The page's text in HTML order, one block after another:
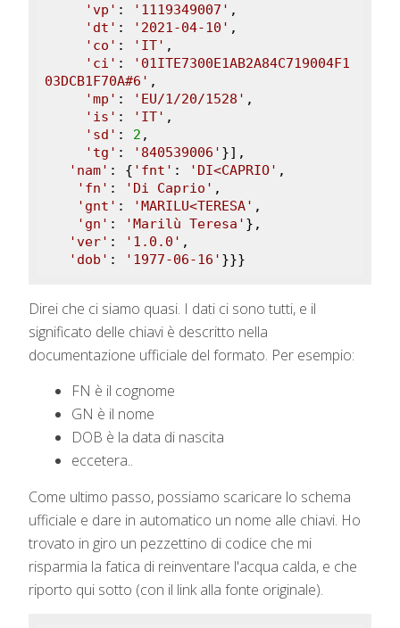
'vp' : '1119349007' ,
'dt' : '2021-04-10' ,
'co' : 'IT' ,
'ci' :
'01ITE7300E1AB2A84C719004F1
03DCB1F70A#6' ,
'mp' : 'EU/1/20/1528' ,
'is' : 'IT' ,
'sd' : 2 ,
'tg' : '840539006' }],
'nam' : { 'fnt' : 'DI<CAPRIO' ,
'fn' : 'Di Caprio' ,
'gnt' : 'MARILU<TERESA' ,
'gn' : 'Marilù Teresa' },
'ver' : '1.0.0' ,
'dob' : '1977-06-16' }}}
Direi che ci siamo quasi. I dati ci sono tutti, e il
significato delle chiavi è descritto nella
documentazione ufficiale del formato. Per esempio:
FN è il cognome
GN è il nome
DOB è la data di nascita
eccetera..
Come ultimo passo, possiamo scaricare lo schema
ufficiale e dare in automatico un nome alle chiavi. Ho
trovato in giro un pezzettino di codice che mi
risparmia la fatica di reinventare l'acqua calda, e che
riporto qui sotto (con il link alla fonte originale).